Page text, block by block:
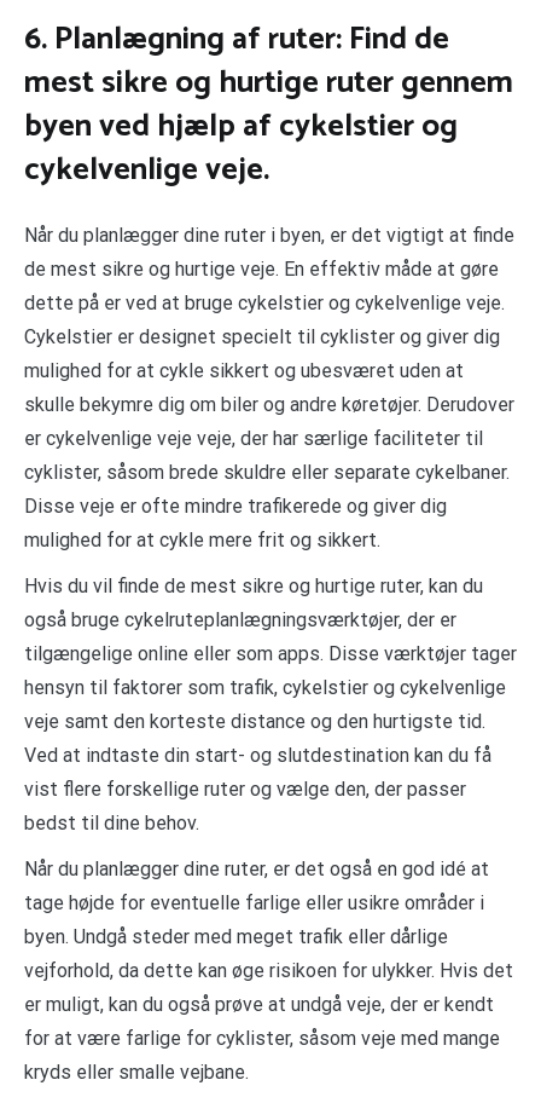
6. Planlægning af ruter: Find de
mest sikre og hurtige ruter gennem
byen ved hjælp af cykelstier og
cykelvenlige veje.
Når du planlægger dine ruter i byen, er det vigtigt at finde
de mest sikre og hurtige veje. En effektiv måde at gøre
dette på er ved at bruge cykelstier og cykelvenlige veje.
Cykelstier er designet specielt til cyklister og giver dig
mulighed for at cykle sikkert og ubesværet uden at
skulle bekymre dig om biler og andre køretøjer. Derudover
er cykelvenlige veje veje, der har særlige faciliteter til
cyklister, såsom brede skuldre eller separate cykelbaner.
Disse veje er ofte mindre trafikerede og giver dig
mulighed for at cykle mere frit og sikkert.
Hvis du vil finde de mest sikre og hurtige ruter, kan du
også bruge cykelruteplanlægningsværktøjer, der er
tilgængelige online eller som apps. Disse værktøjer tager
hensyn til faktorer som trafik, cykelstier og cykelvenlige
veje samt den korteste distance og den hurtigste tid.
Ved at indtaste din start- og slutdestination kan du få
vist flere forskellige ruter og vælge den, der passer
bedst til dine behov.
Når du planlægger dine ruter, er det også en god idé at
tage højde for eventuelle farlige eller usikre områder i
byen. Undgå steder med meget trafik eller dårlige
vejforhold, da dette kan øge risikoen for ulykker. Hvis det
er muligt, kan du også prøve at undgå veje, der er kendt
for at være farlige for cyklister, såsom veje med mange
kryds eller smalle vejbane.